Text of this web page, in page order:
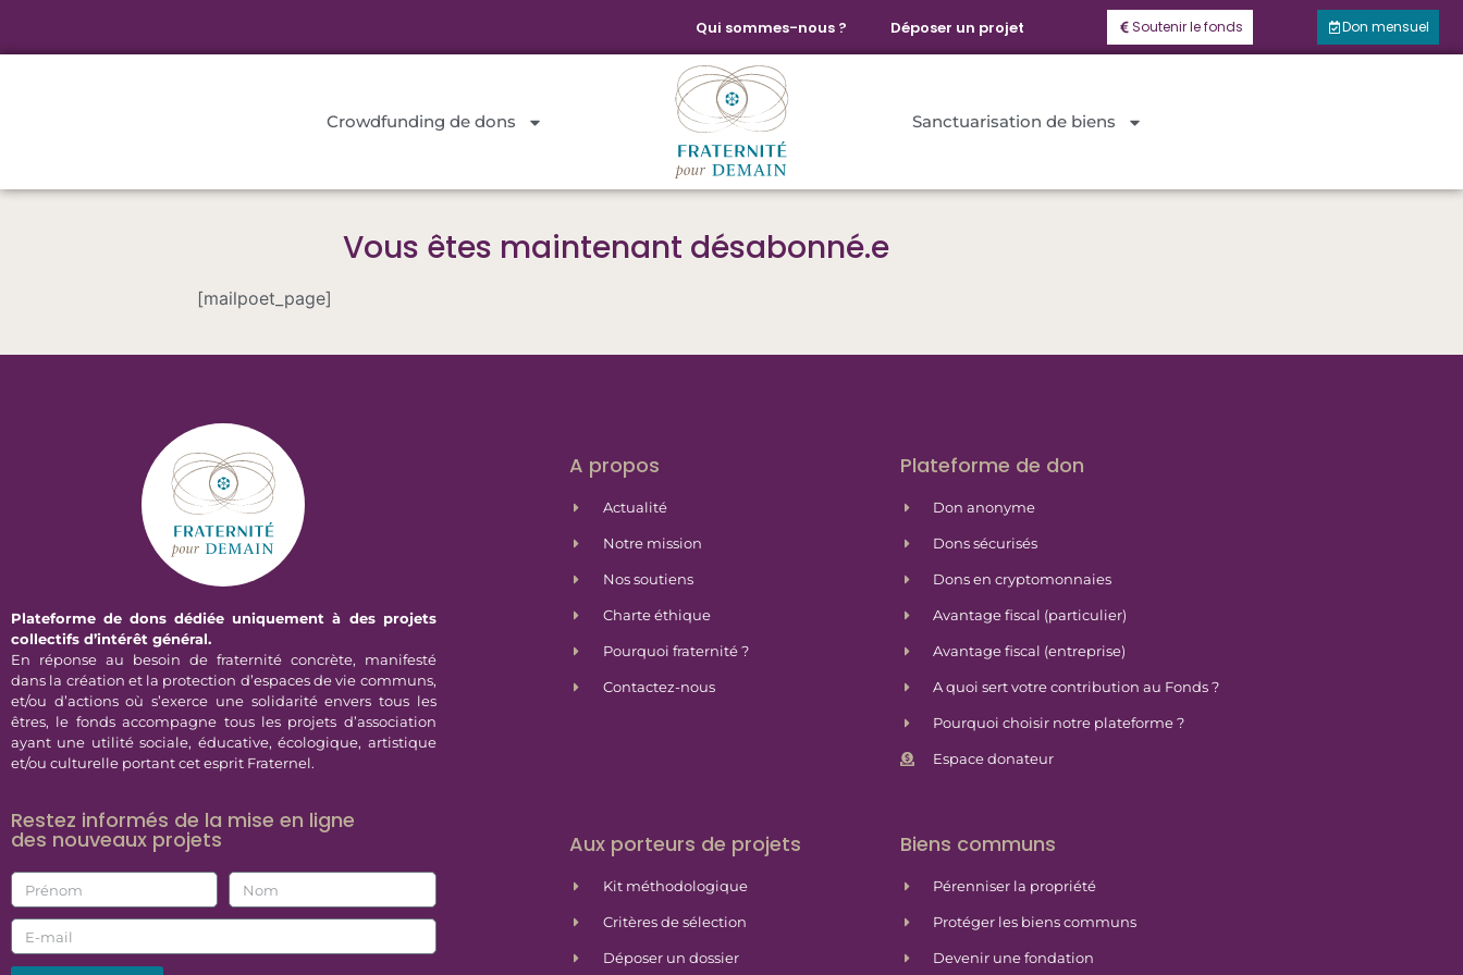
Qui sommes-nous ? Déposer un projet Soutenir le fonds Don mensuel
Crowdfunding de dons Sanctuarisation de biens
Vous êtes maintenant désabonné.e
[mailpoet_page]
Plateforme de dons dédiée uniquement à des projets
collectifs d’intérêt général.
En réponse au besoin de fraternité concrète, manifesté
dans la création et la protection d’espaces de vie communs,
et/ou d’actions où s’exerce une solidarité envers tous les
êtres, le fonds accompagne tous les projets d’association
ayant une utilité sociale, éducative, écologique, artistique
et/ou culturelle portant cet esprit Fraternel.
Restez informés de la mise en ligne
des nouveaux projets
A propos
Actualité
Notre mission
Nos soutiens
Charte éthique
Pourquoi fraternité ?
Contactez-nous
Plateforme de don
Don anonyme
Dons sécurisés
Dons en cryptomonnaies
Avantage fiscal (particulier)
Avantage fiscal (entreprise)
A quoi sert votre contribution au Fonds ?
Pourquoi choisir notre plateforme ?
Espace donateur
Aux porteurs de projets
Kit méthodologique
Critères de sélection
Déposer un dossier
Biens communs
Pérenniser la propriété
Protéger les biens communs
Devenir une fondation